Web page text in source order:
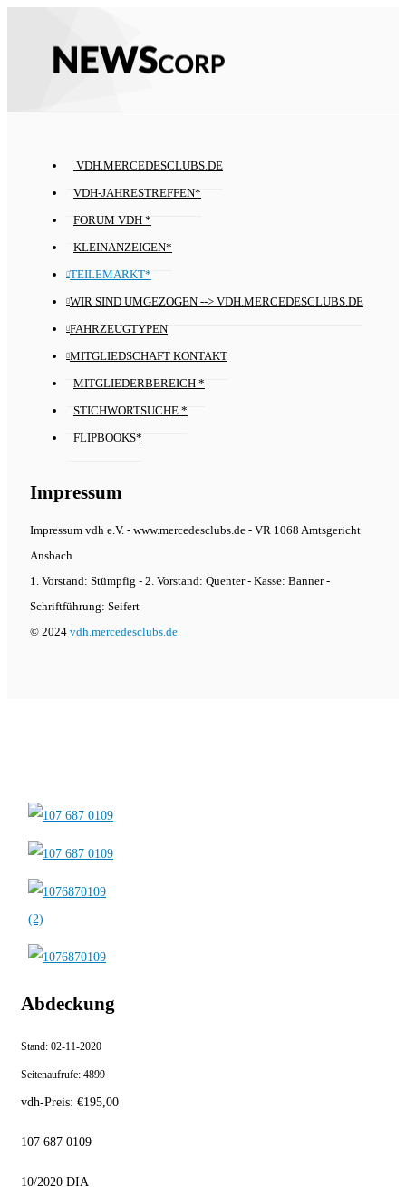
VDH.MERCEDESCLUBS.DE
VDH-JAHRESTREFFEN*
FORUM VDH *
KLEINANZEIGEN*
TEILEMARKT*
WIR SIND UMGEZOGEN --> VDH.MERCEDESCLUBS.DE
FAHRZEUGTYPEN
MITGLIEDSCHAFT KONTAKT
MITGLIEDERBEREICH *
STICHWORTSUCHE *
FLIPBOOKS*
Impressum
Impressum vdh e.V. - www.mercedesclubs.de - VR 1068 Amtsgericht
Ansbach
1. Vorstand: Stümpfig - 2. Vorstand: Quenter - Kasse: Banner -
Schriftführung: Seifert
© 2024 vdh.mercedesclubs.de
Abdeckung
Stand: 02-11-2020
Seitenaufrufe: 4899
vdh-Preis: €195,00
107 687 0109
10/2020 DIA